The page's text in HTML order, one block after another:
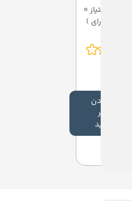
میانگین امتیاز 0
افزودن
نظر
جدید